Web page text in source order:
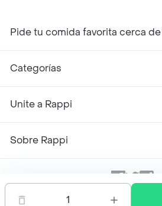
1
Pide tu comida favorita cerca
Categorías
Unite a Rappi
Sobre Rappi
Facebook
Twitter
2026 Rappi Inc. All